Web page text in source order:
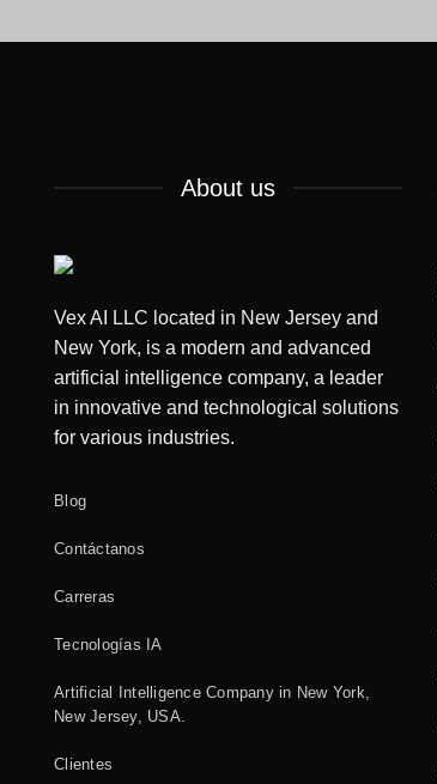
About us
Vex AI LLC located in New Jersey and
New York, is a modern and advanced
artificial intelligence company, a leader
in innovative and technological solutions
for various industries.
Blog
Contáctanos
Carreras
Tecnologías IA
Artificial Intelligence Company in New York,
New Jersey, USA.
Clientes